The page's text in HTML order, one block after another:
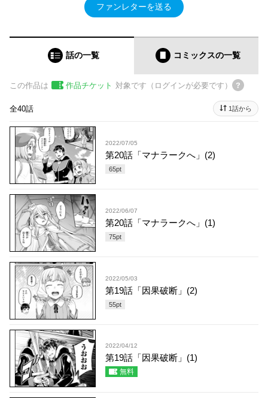
ファンレターを送る
話の一覧 コミックスの一覧
この作品は 作品チケット 対象です（ログインが必要です）
全40話 1話から
2022/07/05
第20話「マナラークへ」(2)
65pt
2022/06/07
第20話「マナラークへ」(1)
75pt
2022/05/03
第19話「因果破断」(2)
55pt
2022/04/12
第19話「因果破断」(1)
無料